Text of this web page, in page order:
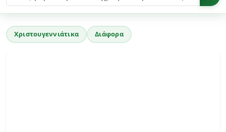
Χριστουγεννιάτικα Διάφορα